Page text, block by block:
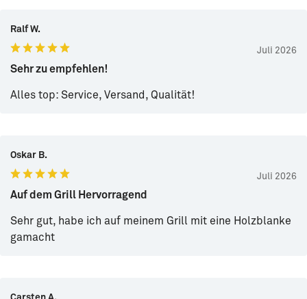
Ralf W.
Juli 2026
Sehr zu empfehlen!
Alles top: Service, Versand, Qualität!
Oskar B.
Juli 2026
Auf dem Grill Hervorragend
Sehr gut, habe ich auf meinem Grill mit eine Holzblanke
gamacht